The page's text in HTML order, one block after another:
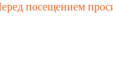
посещением